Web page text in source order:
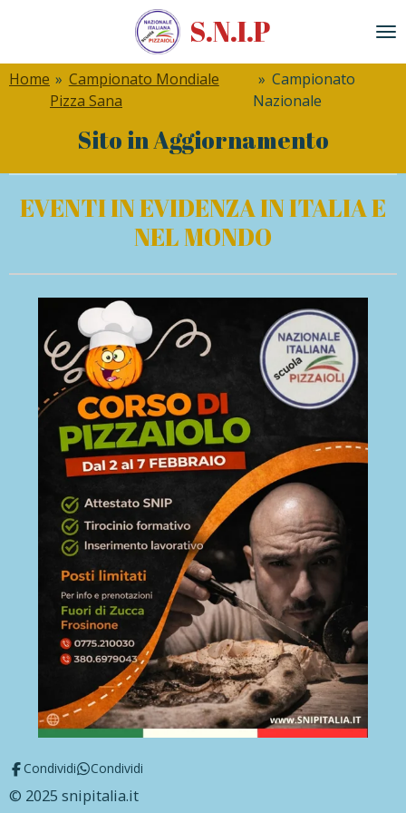
contenuto
principale
S.N.I.P
Home » Campionato Mondiale
Pizza Sana
» Campionato
Nazionale
Sito in Aggiornamento
EVENTI IN EVIDENZA IN ITALIA E
NEL MONDO
Condividi Condividi
© 2025 snipitalia.it